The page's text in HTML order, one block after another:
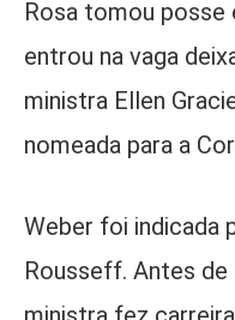
Rosa tomou posse
entrou na vaga
ministra Ellen
nomeada para a
Weber foi indicada
Rousseff. Antes de